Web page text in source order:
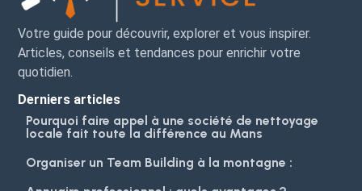
Votre guide pour découvrir, explorer et vous inspirer.
Articles, conseils et tendances pour enrichir votre
quotidien.
Derniers articles
Pourquoi faire appel à une société de nettoyage
locale fait toute la différence au Mans
Organiser un Team Building à la montagne :